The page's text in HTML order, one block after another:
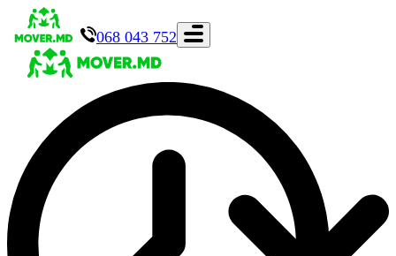
068 043 752